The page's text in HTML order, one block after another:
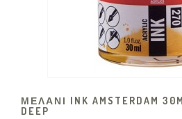
ΜΕΛΑΝΙ INK AMSTERDAM
DEEP